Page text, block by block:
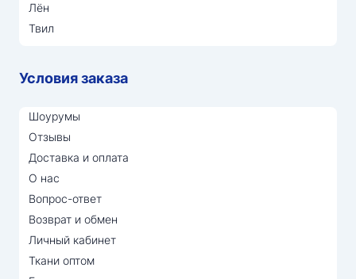
Лён
Твил
Условия заказа
Шоурумы
Отзывы
Доставка и оплата
О нас
Вопрос-ответ
Возврат и обмен
Личный кабинет
Ткани оптом